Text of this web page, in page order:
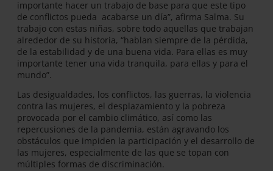
importante hacer un trabajo de base para que este tipo
de conflictos pueda acabarse un día”, afirma Salma. Su
trabajo con estas niñas, sobre todo aquellas que trabajan
alrededor de su historia, “hablan siempre de la pérdida,
de la estabilidad y de una buena vida. Para ellas es muy
importante tener una vida tranquila, para ellas y para el
mundo”.
Las desigualdades, los conflictos, las guerras, la violencia
contra las mujeres, el desplazamiento y la pobreza
provocada por el cambio climático, así como las
repercusiones de la pandemia, están agravando los
obstáculos que impiden la participación y el desarrollo de
las mujeres, especialmente de las que se topan con
múltiples formas de discriminación.